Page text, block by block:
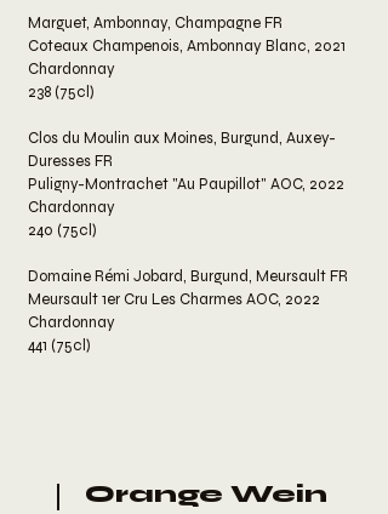
Marguet, Ambonnay, Champagne FR
Coteaux Champenois, Ambonnay Blanc, 2021
Chardonnay
238 (75cl)
Clos du Moulin aux Moines, Burgund, Auxey-
Duresses FR
Puligny-Montrachet "Au Paupillot" AOC, 2022
Chardonnay
240 (75cl)
Domaine Rémi Jobard, Burgund, Meursault FR
Meursault 1er Cru Les Charmes AOC, 2022
Chardonnay
441 (75cl)
Orange Wein